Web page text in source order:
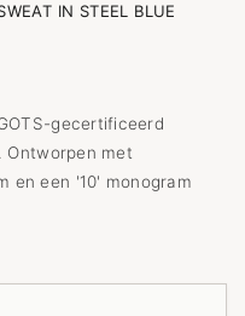
IN STEEL BLUE
gecertificeerd
Ontworpen met
en een '10' monogram